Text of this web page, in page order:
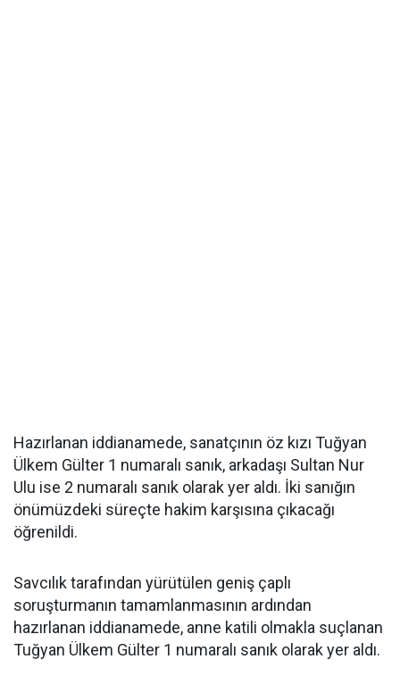
Hazırlanan iddianamede, sanatçının öz kızı Tuğyan
Ülkem Gülter 1 numaralı sanık, arkadaşı Sultan Nur
Ulu ise 2 numaralı sanık olarak yer aldı. İki sanığın
önümüzdeki süreçte hakim karşısına çıkacağı
öğrenildi.
Savcılık tarafından yürütülen geniş çaplı
soruşturmanın tamamlanmasının ardından
hazırlanan iddianamede, anne katili olmakla suçlanan
Tuğyan Ülkem Gülter 1 numaralı sanık olarak yer aldı.